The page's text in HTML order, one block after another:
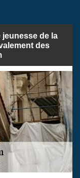
de la
des